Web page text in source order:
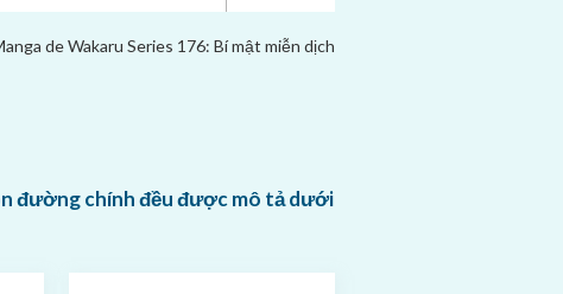
de Wakaru Series 176: Bí mật miễn dịch
đường chính đều được mô tả dưới